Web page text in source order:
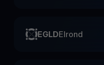
EGLDElrond